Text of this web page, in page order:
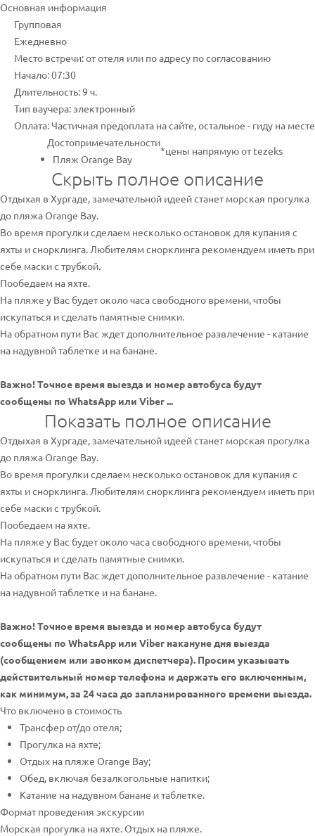
Основная информация
Групповая
Ежедневно
Место встречи: от отеля или по адресу по согласованию
Начало: 07:30
Длительность: 9 ч.
Тип ваучера: электронный
Оплата: Частичная предоплата на сайте, остальное - гиду на месте
Достопримечательности
Пляж Orange Bay
*цены напрямую от tezeks
Скрыть полное описание
Отдыхая в Хургаде, замечательной идеей станет морская прогулка
до пляжа Orange Bay.
Во время прогулки сделаем несколько остановок для купания с
яхты и снорклинга. Любителям снорклинга рекомендуем иметь при
себе маски с трубкой.
Пообедаем на яхте.
На пляже у Вас будет около часа свободного времени, чтобы
искупаться и сделать памятные снимки.
На обратном пути Вас ждет дополнительное развлечение - катание
на надувной таблетке и на банане.
Важно! Точное время выезда и номер автобуса будут
сообщены по WhatsApp или Viber ...
Показать полное описание
Отдыхая в Хургаде, замечательной идеей станет морская прогулка
до пляжа Orange Bay.
Во время прогулки сделаем несколько остановок для купания с
яхты и снорклинга. Любителям снорклинга рекомендуем иметь при
себе маски с трубкой.
Пообедаем на яхте.
На пляже у Вас будет около часа свободного времени, чтобы
искупаться и сделать памятные снимки.
На обратном пути Вас ждет дополнительное развлечение - катание
на надувной таблетке и на банане.
Важно! Точное время выезда и номер автобуса будут
сообщены по WhatsApp или Viber накануне дня выезда
(сообщением или звонком диспетчера). Просим указывать
действительный номер телефона и держать его включенным,
как минимум, за 24 часа до запланированного времени выезда.
Что включено в стоимость
Трансфер от/до отеля;
Прогулка на яхте;
Отдых на пляже Orange Bay;
Обед, включая безалкогольные напитки;
Катание на надувном банане и таблетке.
Формат проведения экскурсии
Морская прогулка на яхте. Отдых на пляже.